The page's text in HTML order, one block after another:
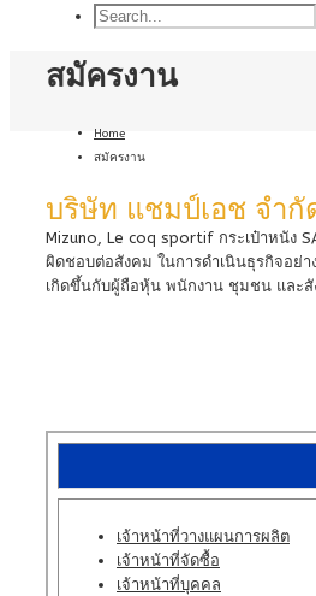
สมัครงาน
Home
สมัครงาน
บริษัท แชมป์เอช จำกั
Mizuno, Le coq sportif กระเป๋าหนัง
ผิดชอบต่อสังคม ในการดำเนินธุรกิจอย่
เกิดขึ้นกับผู้ถือหุ้น พนักงาน ชุมชน และสั
เจ้าหน้าที่วางแผนการผลิต
เจ้าหน้าที่จัดซื้อ
เจ้าหน้าที่บุคคล